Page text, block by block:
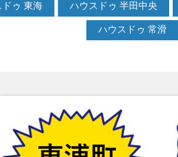
ドゥ 東海 ハウスドゥ 半田中央
ハウスドゥ 常滑